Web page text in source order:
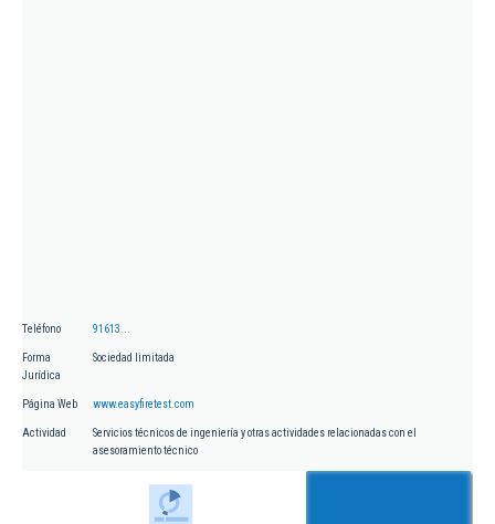
Teléfono 91613...
Forma
Jurídica
Sociedad limitada
Página Web www.easyfiretest.com
Actividad
Servicios técnicos de ingeniería y otras actividades relacionadas con el
asesoramiento técnico